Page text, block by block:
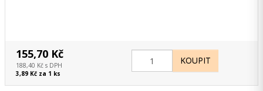
155,70 Kč
188,40 Kč s DPH
3,89 Kč za 1 ks